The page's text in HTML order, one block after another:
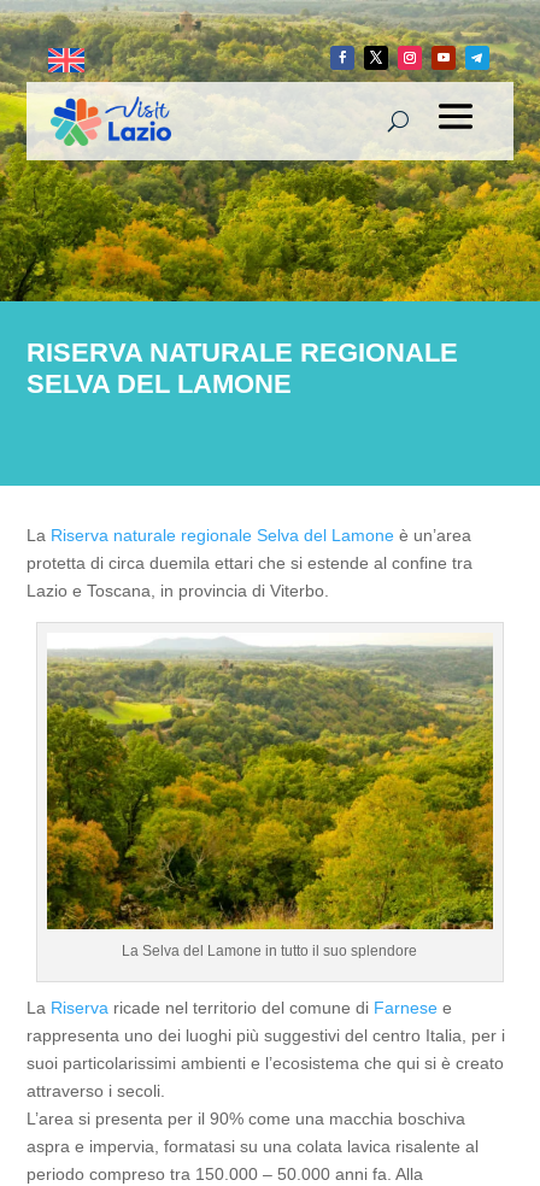
RISERVA NATURALE REGIONALE
SELVA DEL LAMONE
La Riserva naturale regionale Selva del Lamoneè un’area
protetta di circa duemila ettari che si estende al confine tra
Lazio e Toscana, in provincia di Viterbo.
La Selva del Lamone in tutto il suo splendore
La Riserva ricade nel territorio del comune di Farnese e
rappresenta uno dei luoghi più suggestivi del centro Italia, per i
suoi particolarissimi ambienti e l’ecosistema che qui si è creato
attraverso i secoli.
L’area si presenta per il 90% come una macchia boschiva
aspra e impervia, formatasi su una colata lavica risalente al
periodo compreso tra 150.000 – 50.000 anni fa. Alla